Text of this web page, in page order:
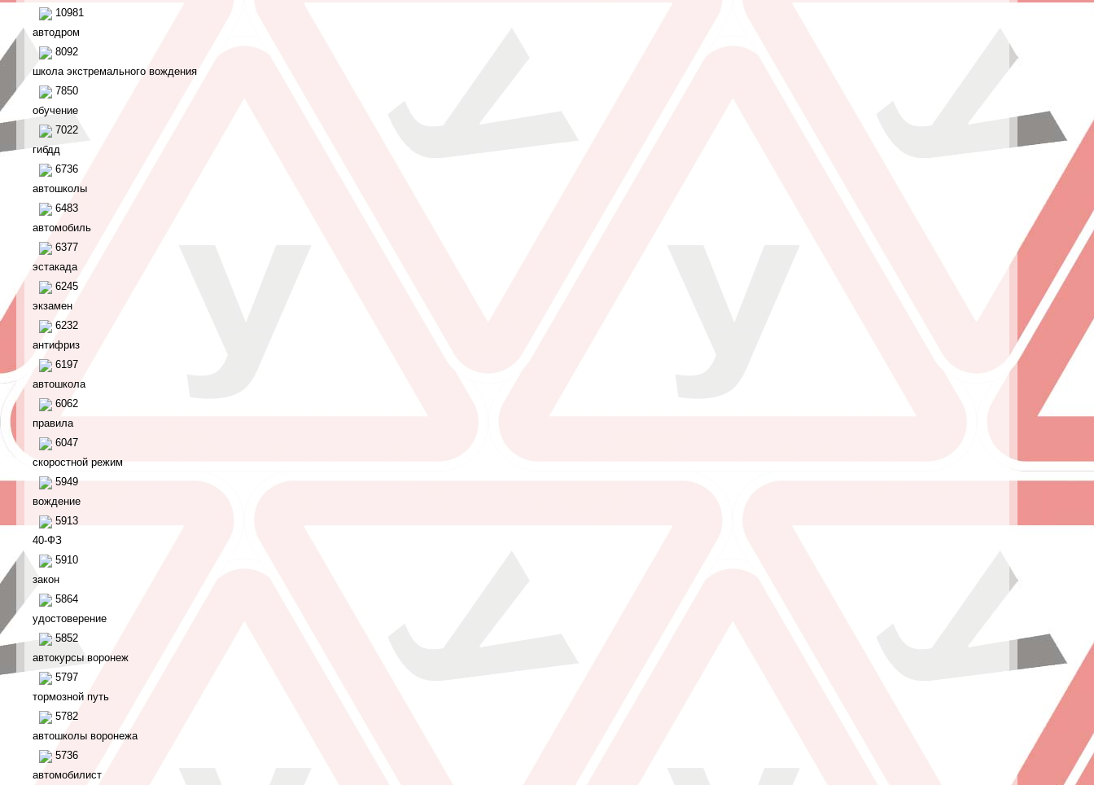
10981
автодром
8092
школа экстремального вождения
7850
обучение
7022
гибдд
6736
автошколы
6483
автомобиль
6377
эстакада
6245
экзамен
6232
антифриз
6197
автошкола
6062
правила
6047
скоростной режим
5949
вождение
5913
40-ФЗ
5910
закон
5864
удостоверение
5852
автокурсы воронеж
5797
тормозной путь
5782
автошколы воронежа
5736
автомобилист